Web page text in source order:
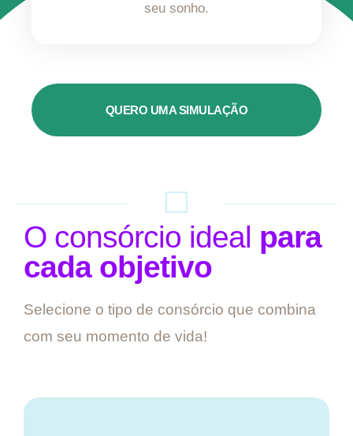
seu sonho.
QUERO UMA SIMULAÇÃO
O consórcio ideal para
cada objetivo
Selecione o tipo de consórcio que combina
com seu momento de vida!